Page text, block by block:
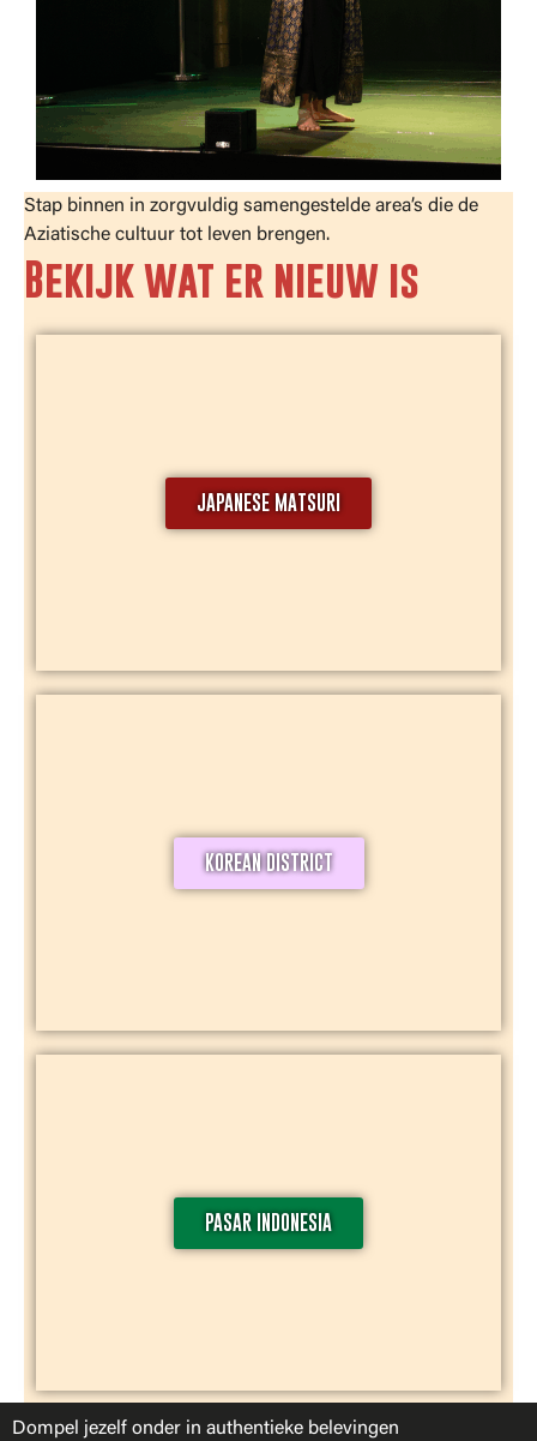
Stap binnen in zorgvuldig samengestelde area’s die de
Aziatische cultuur tot leven brengen.
Bekijk wat er nieuw is
JAPANESE MATSURI
KOREAN DISTRICT
PASAR INDONESIA
Dompel jezelf onder in authentieke belevingen